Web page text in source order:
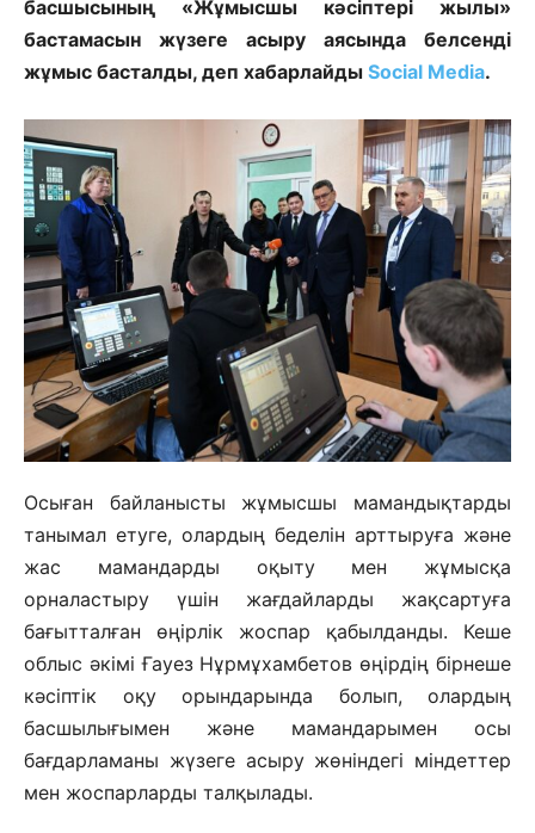
басшысының «Жұмысшы кәсіптері жылы»
бастамасын жүзеге асыру аясында белсенді
жұмыс басталды, деп хабарлайды Social Media.
Осыған байланысты жұмысшы мамандықтарды
танымал етуге, олардың беделін арттыруға және
жас мамандарды оқыту мен жұмысқа
орналастыру үшін жағдайларды жақсартуға
бағытталған өңірлік жоспар қабылданды. Кеше
облыс әкімі Ғауез Нұрмұхамбетов өңірдің бірнеше
кәсіптік оқу орындарында болып, олардың
басшылығымен және мамандарымен осы
бағдарламаны жүзеге асыру жөніндегі міндеттер
мен жоспарларды талқылады.